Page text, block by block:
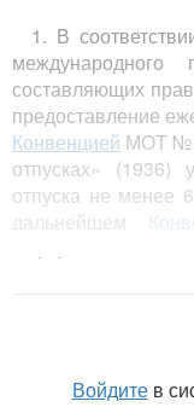
1. В
составляющих
предоставление
Конвенцией МОТ №
отпусках» (1936)
отпуска не менее
дальнейшем
Войдитев